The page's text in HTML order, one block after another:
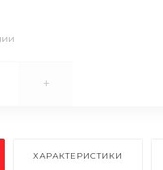
+
ХАРАКТЕРИСТИКИ